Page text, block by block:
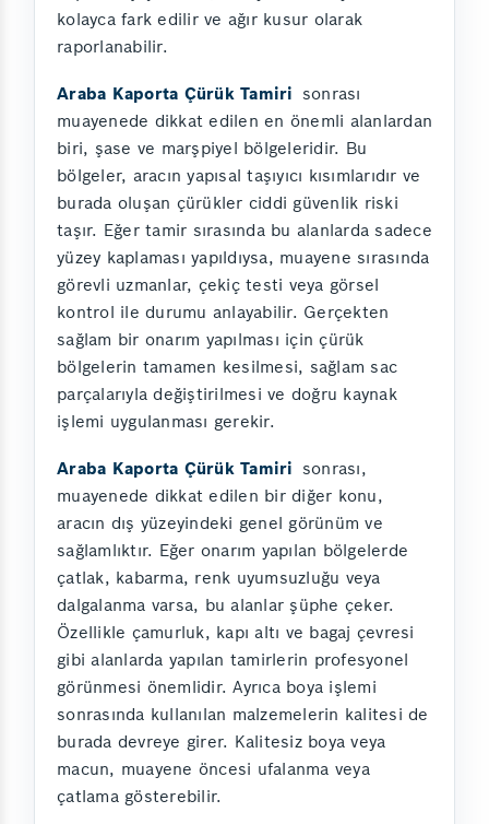
kolayca fark edilir ve ağır kusur olarak
raporlanabilir.
Araba Kaporta Çürük Tamiri sonrası
muayenede dikkat edilen en önemli alanlardan
biri, şase ve marşpiyel bölgeleridir. Bu
bölgeler, aracın yapısal taşıyıcı kısımlarıdır ve
burada oluşan çürükler ciddi güvenlik riski
taşır. Eğer tamir sırasında bu alanlarda sadece
yüzey kaplaması yapıldıysa, muayene sırasında
görevli uzmanlar, çekiç testi veya görsel
kontrol ile durumu anlayabilir. Gerçekten
sağlam bir onarım yapılması için çürük
bölgelerin tamamen kesilmesi, sağlam sac
parçalarıyla değiştirilmesi ve doğru kaynak
işlemi uygulanması gerekir.
Araba Kaporta Çürük Tamiri sonrası,
muayenede dikkat edilen bir diğer konu,
aracın dış yüzeyindeki genel görünüm ve
sağlamlıktır. Eğer onarım yapılan bölgelerde
çatlak, kabarma, renk uyumsuzluğu veya
dalgalanma varsa, bu alanlar şüphe çeker.
Özellikle çamurluk, kapı altı ve bagaj çevresi
gibi alanlarda yapılan tamirlerin profesyonel
görünmesi önemlidir. Ayrıca boya işlemi
sonrasında kullanılan malzemelerin kalitesi de
burada devreye girer. Kalitesiz boya veya
macun, muayene öncesi ufalanma veya
çatlama gösterebilir.